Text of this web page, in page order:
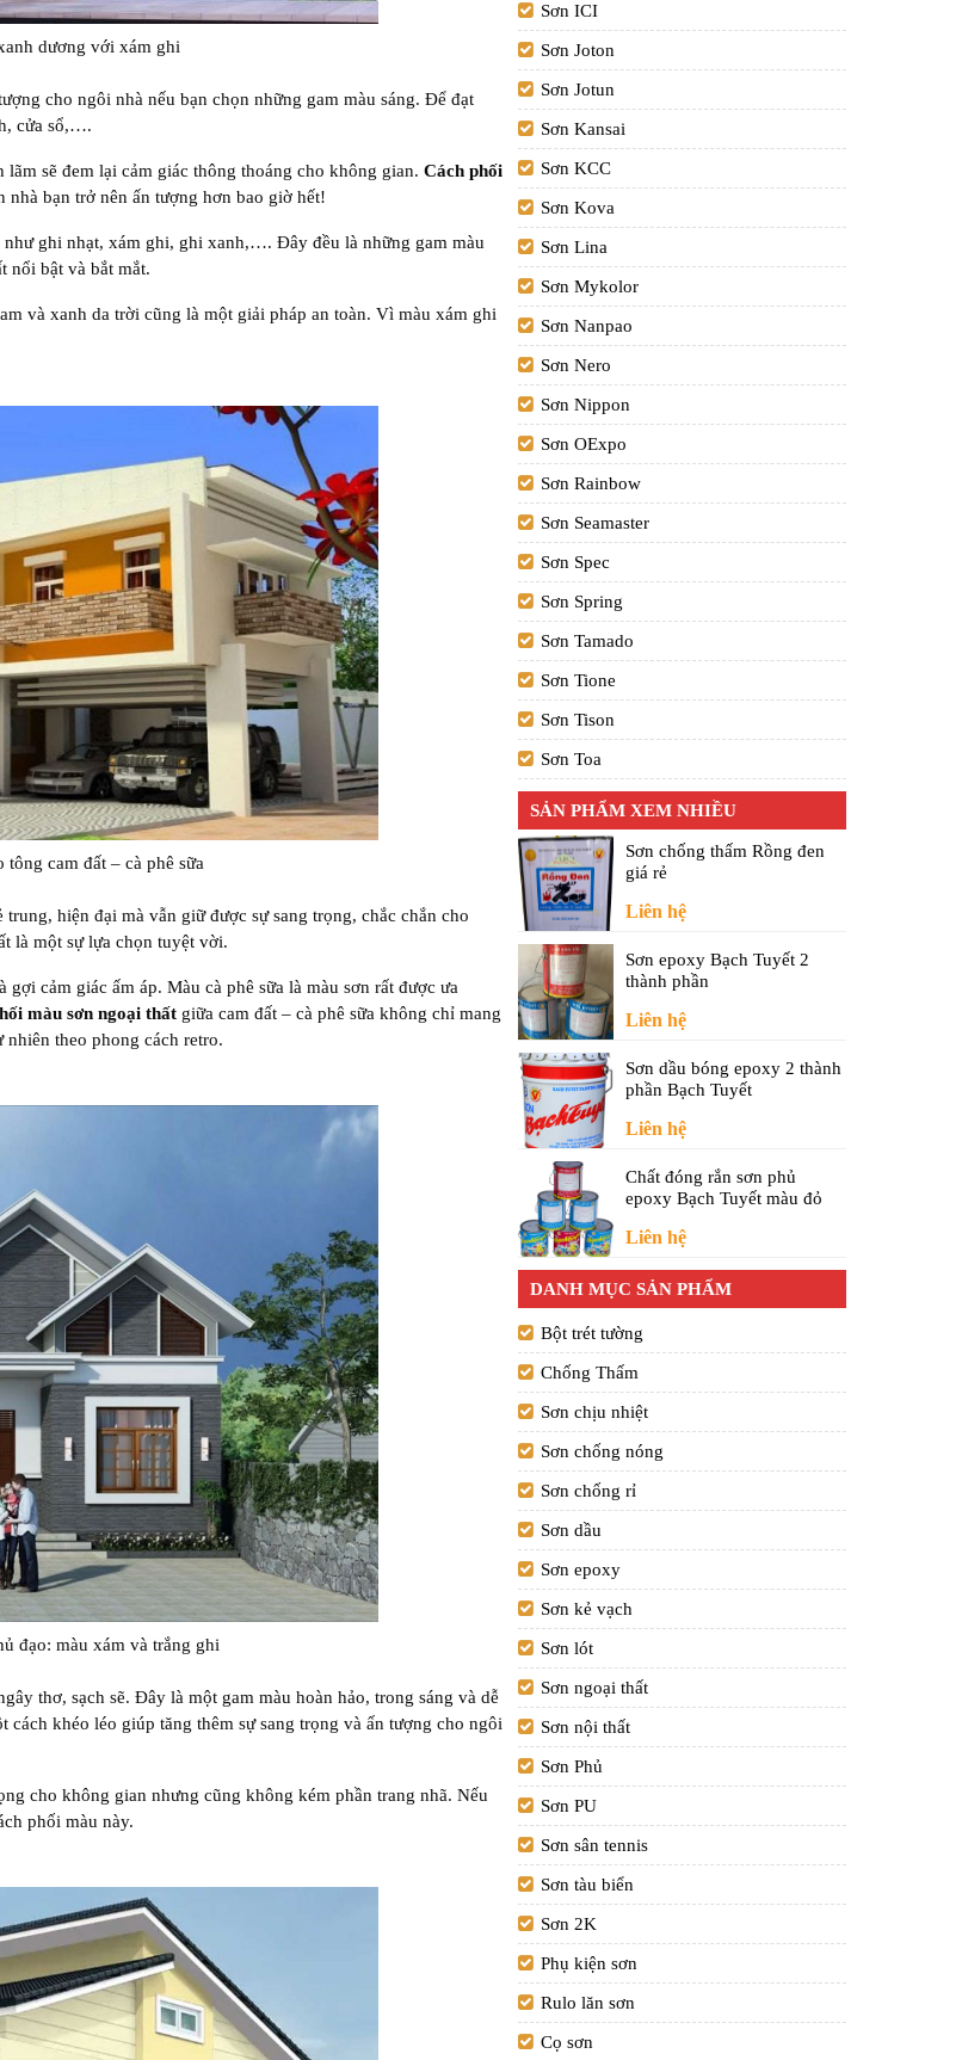
dương với xám ghi
cho ngôi nhà nếu bạn chọn những gam màu sáng. Để đạt
cửa sổ,….
sẽ đem lại cảm giác thông thoáng cho không gian. Cách phối
bạn trở nên ấn tượng hơn bao giờ hết!
ghi nhạt, xám ghi, ghi xanh,…. Đây đều là những gam màu
nổi bật và bắt mắt.
và xanh da trời cũng là một giải pháp an toàn. Vì màu xám ghi
tông cam đất – cà phê sữa
hiện đại mà vẫn giữ được sự sang trọng, chắc chắn cho
là một sự lựa chọn tuyệt vời.
cảm giác ấm áp. Màu cà phê sữa là màu sơn rất được ưa
màu sơn ngoại thất giữa cam đất – cà phê sữa không chỉ mang
theo phong cách retro.
đạo: màu xám và trắng ghi
thơ, sạch sẽ. Đây là một gam màu hoàn hảo, trong sáng và dễ
khéo léo giúp tăng thêm sự sang trọng và ấn tượng cho ngôi
cho không gian nhưng cũng không kém phần trang nhã. Nếu
phối màu này.
Sơn ICI
Sơn Joton
Sơn Jotun
Sơn Kansai
Sơn KCC
Sơn Kova
Sơn Lina
Sơn Mykolor
Sơn Nanpao
Sơn Nero
Sơn Nippon
Sơn OExpo
Sơn Rainbow
Sơn Seamaster
Sơn Spec
Sơn Spring
Sơn Tamado
Sơn Tione
Sơn Tison
Sơn Toa
SẢN PHẨM XEM NHIỀU
Sơn chống thấm Rồng đen
giá rẻ
Liên hệ
Sơn epoxy Bạch Tuyết 2
thành phần
Liên hệ
Sơn dầu bóng epoxy 2 thành
phần Bạch Tuyết
Liên hệ
Chất đóng rắn sơn phủ
epoxy Bạch Tuyết màu đỏ
Liên hệ
DANH MỤC SẢN PHẨM
Bột trét tường
Chống Thấm
Sơn chịu nhiệt
Sơn chống nóng
Sơn chống rỉ
Sơn dầu
Sơn epoxy
Sơn kẻ vạch
Sơn lót
Sơn ngoại thất
Sơn nội thất
Sơn Phủ
Sơn PU
Sơn sân tennis
Sơn tàu biển
Sơn 2K
Phụ kiện sơn
Rulo lăn sơn
Cọ sơn